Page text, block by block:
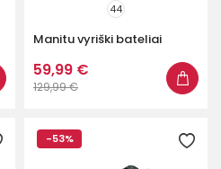
44
Manitu vyriški bateliai
59,99 €
129,99 €
-53%